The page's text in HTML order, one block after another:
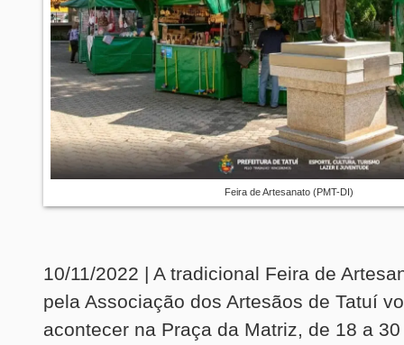
Feira de Artesanato (PMT-DI)
10/11/2022 | A tradicional Feira de
pela Associação dos Artesãos de Tatuí
acontecer na Praça da Matriz, de 18 a